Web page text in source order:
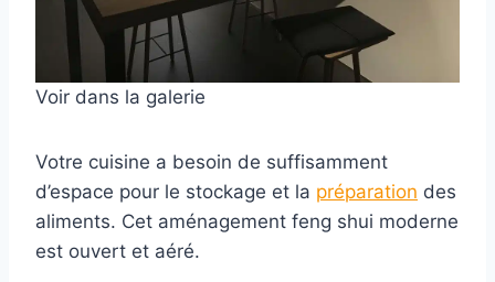
Voir dans la galerie
Votre cuisine a besoin de suffisamment
d’espace pour le stockage et la préparation des
aliments. Cet aménagement feng shui moderne
est ouvert et aéré.